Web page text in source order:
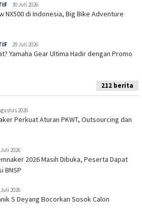
30 Juli 2026
NX500 di Indonesia, Big Bike Adventure
29 Juli 2026
Yamaha Gear Ultima Hadir dengan Promo
212 berita
2026
Perkuat Aturan PKWT, Outsourcing dan
Juli 2026
2026 Masih Dibuka, Peserta Dapat
BNSP
Juli 2026
S Deyang Bocorkan Sosok Calon